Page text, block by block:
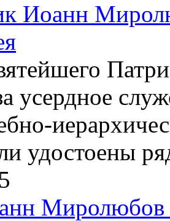
Иоанн
усердное
удостоены
Миролюбов